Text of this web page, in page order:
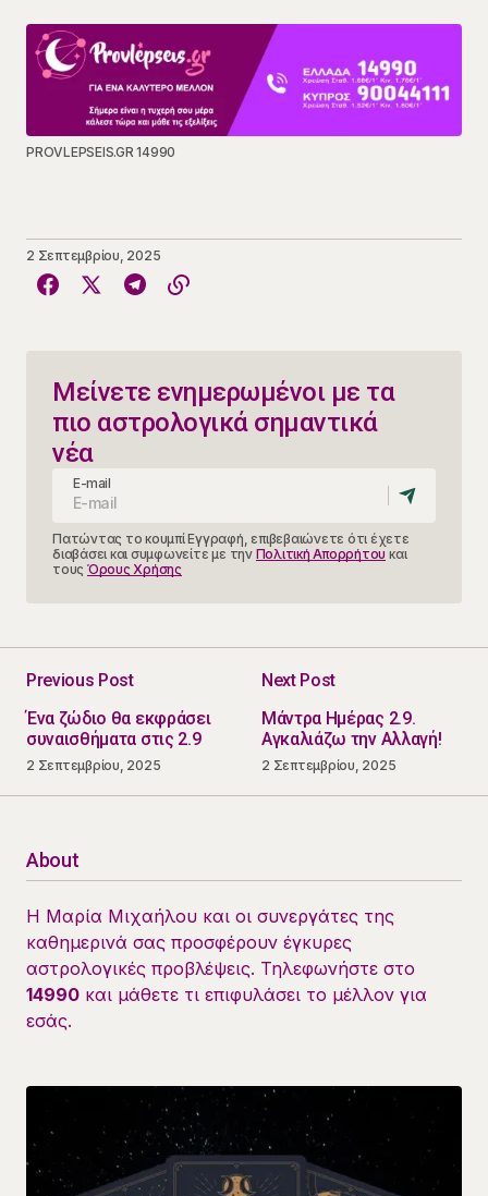
PROVLEPSEIS.GR 14990
2 Σεπτεμβρίου, 2025
Μείνετε ενημερωμένοι με τα
πιο αστρολογικά σημαντικά
νέα
E-mail
Πατώντας το κουμπί Εγγραφή, επιβεβαιώνετε ότι έχετε
διαβάσει και συμφωνείτε με την Πολιτική Απορρήτου και
τους Όρους Χρήσης
Previous Post
Ένα ζώδιο θα εκφράσει
συναισθήματα στις 2.9
2 Σεπτεμβρίου, 2025
Next Post
Μάντρα Ημέρας 2.9.
Αγκαλιάζω την Αλλαγή!
2 Σεπτεμβρίου, 2025
About
Η Μαρία Μιχαήλου και οι συνεργάτες της
καθημερινά σας προσφέρουν έγκυρες
αστρολογικές προβλέψεις. Τηλεφωνήστε στο
14990 και μάθετε τι επιφυλάσει το μέλλον για
εσάς.